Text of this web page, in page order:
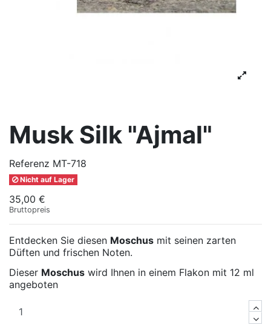
Musk Silk "Ajmal"
Referenz MT-718
Nicht auf Lager
35,00 €
Bruttopreis
Entdecken Sie diesen Moschus mit seinen zarten
Düften und frischen Noten.
Dieser Moschus wird Ihnen in einem Flakon mit 12 ml
angeboten